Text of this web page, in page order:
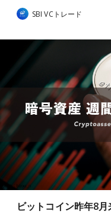
SBI VCトレード
ビットコイン昨年8月